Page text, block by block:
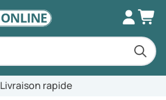
Livraison rapide